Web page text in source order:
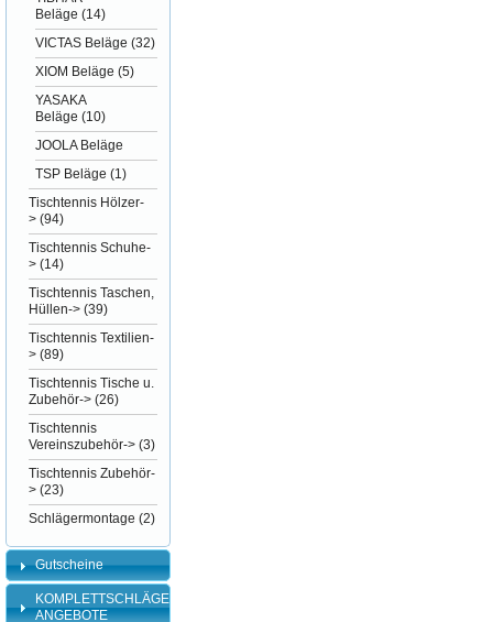
Beläge (14)
VICTAS Beläge (32)
XIOM Beläge (5)
YASAKA
Beläge (10)
JOOLA Beläge
TSP Beläge (1)
Tischtennis Hölzer-
> (94)
Tischtennis Schuhe-
> (14)
Tischtennis Taschen,
Hüllen-> (39)
Tischtennis Textilien-
> (89)
Tischtennis Tische u.
Zubehör-> (26)
Tischtennis
Vereinszubehör-> (3)
Tischtennis Zubehör-
> (23)
Schlägermontage (2)
Gutscheine
KOMPLETTSCHLÄGER-
ANGEBOTE